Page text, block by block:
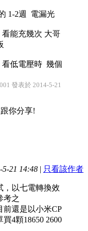
1-2週 電漏光
能充幾次 大哥
低電壓時 幾個
發表於 2014-5-21
你分享!
5-21 14:48 | 只看該作者
，以七電轉換效
考之
前還是以小米CP
4顆18650 2600